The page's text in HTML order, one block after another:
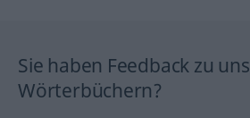
Sie haben Feedback zu
Wörterbüchern?